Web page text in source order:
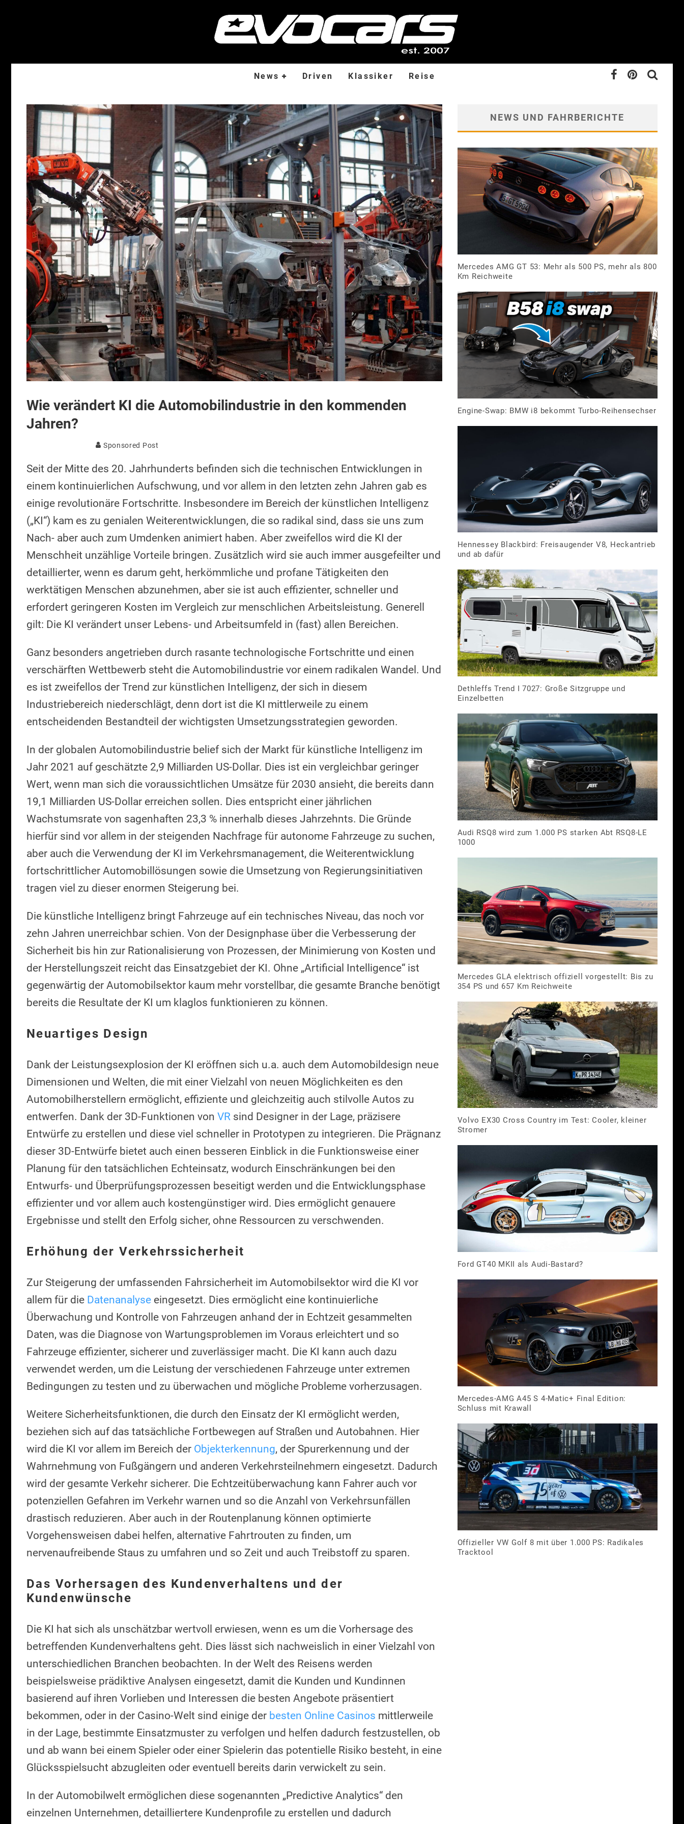
News Driven Klassiker Reise
Wie verändert KI die Automobilindustrie in den kommenden
Jahren?
Sponsored Post
Seit der Mitte des 20. Jahrhunderts befinden sich die technischen Entwicklungen in
einem kontinuierlichen Aufschwung, und vor allem in den letzten zehn Jahren gab es
einige revolutionäre Fortschritte. Insbesondere im Bereich der künstlichen Intelligenz
(„KI“) kam es zu genialen Weiterentwicklungen, die so radikal sind, dass sie uns zum
Nach- aber auch zum Umdenken animiert haben. Aber zweifellos wird die KI der
Menschheit unzählige Vorteile bringen. Zusätzlich wird sie auch immer ausgefeilter und
detaillierter, wenn es darum geht, herkömmliche und profane Tätigkeiten den
werktätigen Menschen abzunehmen, aber sie ist auch effizienter, schneller und
erfordert geringeren Kosten im Vergleich zur menschlichen Arbeitsleistung. Generell
gilt: Die KI verändert unser Lebens- und Arbeitsumfeld in (fast) allen Bereichen.
Ganz besonders angetrieben durch rasante technologische Fortschritte und einen
verschärften Wettbewerb steht die Automobilindustrie vor einem radikalen Wandel. Und
es ist zweifellos der Trend zur künstlichen Intelligenz, der sich in diesem
Industriebereich niederschlägt, denn dort ist die KI mittlerweile zu einem
entscheidenden Bestandteil der wichtigsten Umsetzungsstrategien geworden.
In der globalen Automobilindustrie belief sich der Markt für künstliche Intelligenz im
Jahr 2021 auf geschätzte 2,9 Milliarden US-Dollar. Dies ist ein vergleichbar geringer
Wert, wenn man sich die voraussichtlichen Umsätze für 2030 ansieht, die bereits dann
19,1 Milliarden US-Dollar erreichen sollen. Dies entspricht einer jährlichen
Wachstumsrate von sagenhaften 23,3 % innerhalb dieses Jahrzehnts. Die Gründe
hierfür sind vor allem in der steigenden Nachfrage für autonome Fahrzeuge zu suchen,
aber auch die Verwendung der KI im Verkehrsmanagement, die Weiterentwicklung
fortschrittlicher Automobillösungen sowie die Umsetzung von Regierungsinitiativen
tragen viel zu dieser enormen Steigerung bei.
Die künstliche Intelligenz bringt Fahrzeuge auf ein technisches Niveau, das noch vor
zehn Jahren unerreichbar schien. Von der Designphase über die Verbesserung der
Sicherheit bis hin zur Rationalisierung von Prozessen, der Minimierung von Kosten und
der Herstellungszeit reicht das Einsatzgebiet der KI. Ohne „Artificial Intelligence“ ist
gegenwärtig der Automobilsektor kaum mehr vorstellbar, die gesamte Branche benötigt
bereits die Resultate der KI um klaglos funktionieren zu können.
Neuartiges Design
Dank der Leistungsexplosion der KI eröffnen sich u.a. auch dem Automobildesign neue
Dimensionen und Welten, die mit einer Vielzahl von neuen Möglichkeiten es den
Automobilherstellern ermöglicht, effiziente und gleichzeitig auch stilvolle Autos zu
entwerfen. Dank der 3D-Funktionen von VR sind Designer in der Lage, präzisere
Entwürfe zu erstellen und diese viel schneller in Prototypen zu integrieren. Die Prägnanz
dieser 3D-Entwürfe bietet auch einen besseren Einblick in die Funktionsweise einer
Planung für den tatsächlichen Echteinsatz, wodurch Einschränkungen bei den
Entwurfs- und Überprüfungsprozessen beseitigt werden und die Entwicklungsphase
effizienter und vor allem auch kostengünstiger wird. Dies ermöglicht genauere
Ergebnisse und stellt den Erfolg sicher, ohne Ressourcen zu verschwenden.
Erhöhung der Verkehrssicherheit
Zur Steigerung der umfassenden Fahrsicherheit im Automobilsektor wird die KI vor
allem für die Datenanalyse eingesetzt. Dies ermöglicht eine kontinuierliche
Überwachung und Kontrolle von Fahrzeugen anhand der in Echtzeit gesammelten
Daten, was die Diagnose von Wartungsproblemen im Voraus erleichtert und so
Fahrzeuge effizienter, sicherer und zuverlässiger macht. Die KI kann auch dazu
verwendet werden, um die Leistung der verschiedenen Fahrzeuge unter extremen
Bedingungen zu testen und zu überwachen und mögliche Probleme vorherzusagen.
Weitere Sicherheitsfunktionen, die durch den Einsatz der KI ermöglicht werden,
beziehen sich auf das tatsächliche Fortbewegen auf Straßen und Autobahnen. Hier
wird die KI vor allem im Bereich der Objekterkennung, der Spurerkennung und der
Wahrnehmung von Fußgängern und anderen Verkehrsteilnehmern eingesetzt. Dadurch
wird der gesamte Verkehr sicherer. Die Echtzeitüberwachung kann Fahrer auch vor
potenziellen Gefahren im Verkehr warnen und so die Anzahl von Verkehrsunfällen
drastisch reduzieren. Aber auch in der Routenplanung können optimierte
Vorgehensweisen dabei helfen, alternative Fahrtrouten zu finden, um
nervenaufreibende Staus zu umfahren und so Zeit und auch Treibstoff zu sparen.
Das Vorhersagen des Kundenverhaltens und der
Kundenwünsche
Die KI hat sich als unschätzbar wertvoll erwiesen, wenn es um die Vorhersage des
betreffenden Kundenverhaltens geht. Dies lässt sich nachweislich in einer Vielzahl von
unterschiedlichen Branchen beobachten. In der Welt des Reisens werden
beispielsweise prädiktive Analysen eingesetzt, damit die Kunden und Kundinnen
basierend auf ihren Vorlieben und Interessen die besten Angebote präsentiert
bekommen, oder in der Casino-Welt sind einige der besten Online Casinos mittlerweile
in der Lage, bestimmte Einsatzmuster zu verfolgen und helfen dadurch festzustellen, ob
und ab wann bei einem Spieler oder einer Spielerin das potentielle Risiko besteht, in eine
Glücksspielsucht abzugleiten oder eventuell bereits darin verwickelt zu sein.
In der Automobilwelt ermöglichen diese sogenannten „Predictive Analytics“ den
einzelnen Unternehmen, detailliertere Kundenprofile zu erstellen und dadurch
NEWS UND FAHRBERICHTE
Mercedes AMG GT 53: Mehr als 500 PS, mehr als 800
Km Reichweite
Engine-Swap: BMW i8 bekommt Turbo-Reihensechser
Hennessey Blackbird: Freisaugender V8, Heckantrieb
und ab dafür
Dethleffs Trend I 7027: Große Sitzgruppe und
Einzelbetten
Audi RSQ8 wird zum 1.000 PS starken Abt RSQ8-LE
1000
Mercedes GLA elektrisch offiziell vorgestellt: Bis zu
354 PS und 657 Km Reichweite
Volvo EX30 Cross Country im Test: Cooler, kleiner
Stromer
Ford GT40 MKII als Audi-Bastard?
Mercedes-AMG A45 S 4-Matic+ Final Edition:
Schluss mit Krawall
Offizieller VW Golf 8 mit über 1.000 PS: Radikales
Tracktool